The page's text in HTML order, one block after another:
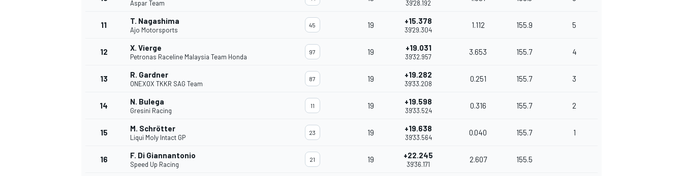
Aspar Team 39'28.192
11 T. Nagashima
Ajo Motorsports
45 19 +15.378
39'29.304
1.112 155.9 5
12 X. Vierge
Petronas Raceline Malaysia Team Honda
97 19 +19.031
39'32.957
3.653 155.7 4
13 R. Gardner
ONEXOX TKKR SAG Team
87 19 +19.282
39'33.208
0.251 155.7 3
14 N. Bulega
Gresini Racing
11 19 +19.598
39'33.524
0.316 155.7 2
15 M. Schrötter
Liqui Moly Intact GP
23 19 +19.638
39'33.564
0.040 155.7 1
16 F. Di Giannantonio
Speed Up Racing
21 19 +22.245
39'36.171
2.607 155.5